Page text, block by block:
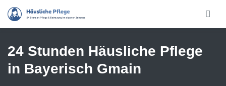
Skip to main content
24 Stunden Häusliche Pflege
in Bayerisch Gmain